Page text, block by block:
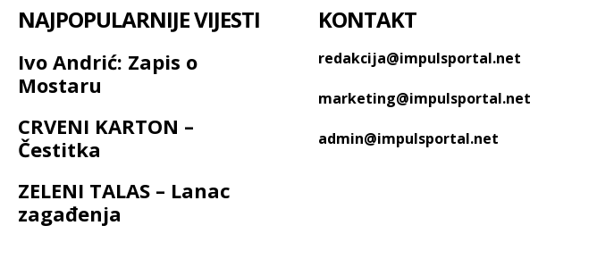
NAJPOPULARNIJE VIJESTI
Ivo Andrić: Zapis o
Mostaru
CRVENI KARTON –
Čestitka
ZELENI TALAS – Lanac
zagađenja
KONTAKT
redakcija@impulsportal.net
marketing@impulsportal.net
admin@impulsportal.net